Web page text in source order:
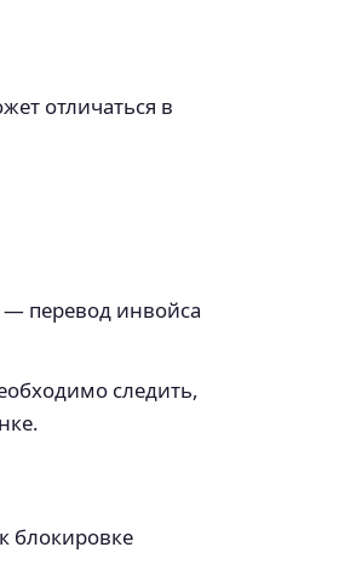
отличаться в
— перевод инвойса
следить,
блокировке